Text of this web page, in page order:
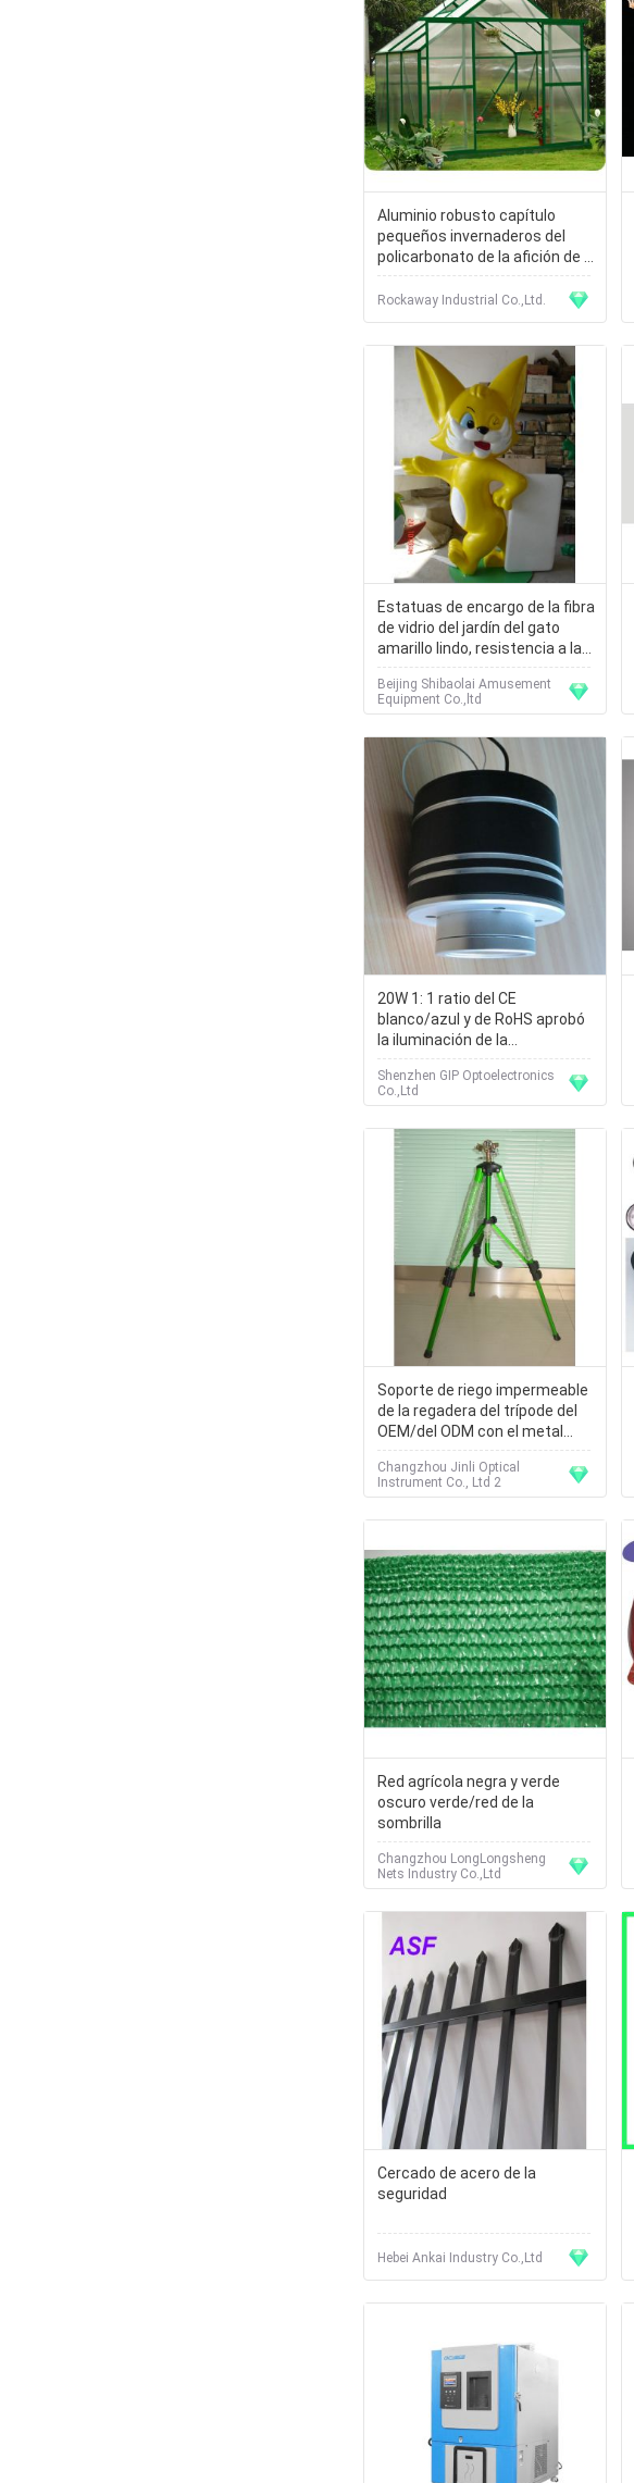
Aluminio robusto capítulo
pequeños invernaderos del
policarbonato de la afición de la
Gemelo-pared de 10m m
Rockaway Industrial Co.,Ltd.
Estatuas de encargo de la fibra
de vidrio del jardín del gato
amarillo lindo, resistencia a la
corrosión
Beijing Shibaolai Amusement
Equipment Co.,ltd
20W 1: 1 ratio del CE
blanco/azul y de RoHS aprobó
la iluminación de la
característica del agua dulce
Shenzhen GIP Optoelectronics
Co.,Ltd
Soporte de riego impermeable
de la regadera del trípode del
OEM/del ODM con el metal
robusto, durable
Changzhou Jinli Optical
Instrument Co., Ltd 2
Red agrícola negra y verde
oscuro verde/red de la
sombrilla
Changzhou LongLongsheng
Nets Industry Co.,Ltd
Cercado de acero de la
seguridad
Hebei Ankai Industry Co.,Ltd